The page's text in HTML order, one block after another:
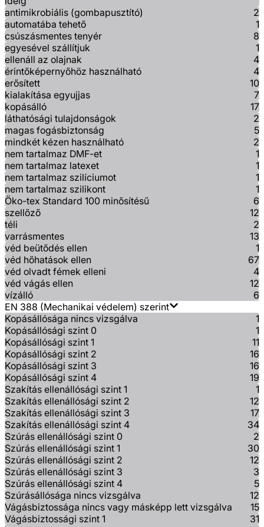
antimikrobiális (gombapusztító)
2
automatába tehető
1
csúszásmentes tenyér
8
egyesével szállítjuk
1
ellenáll az olajnak
4
érintőképernyőhöz használható
4
erősített
10
kialakítása egyujjas
7
kopásálló
17
láthatósági tulajdonságok
2
magas fogásbiztonság
5
mindkét kézen használható
2
nem tartalmaz DMF-et
1
nem tartalmaz latexet
1
nem tartalmaz szilíciumot
1
nem tartalmaz szilikont
1
Öko-tex Standard 100 minősítésű
6
szellőző
12
téli
2
varrásmentes
13
véd beütődés ellen
1
véd hőhatások ellen
67
véd olvadt fémek elleni
4
véd vágás ellen
12
vízálló
6
EN 388 (Mechanikai védelem) szerint
Kopásállósága nincs vizsgálva
1
Kopásállósági szint 0
1
Kopásállósági szint 1
11
Kopásállósági szint 2
16
Kopásállósági szint 3
16
Kopásállósági szint 4
19
Szakítás ellenállósági szint 1
1
Szakítás ellenállósági szint 2
12
Szakítás ellenállósági szint 3
17
Szakítás ellenállósági szint 4
34
Szúrás ellenállósági szint 0
2
Szúrás ellenállósági szint 1
30
Szúrás ellenállósági szint 2
12
Szúrás ellenállósági szint 3
3
Szúrás ellenállósági szint 4
5
Szúrásállósága nincs vizsgálva
12
Vágásbiztossága nincs vagy másképp lett vizsgálva
15
Vágásbiztossági szint 1
31